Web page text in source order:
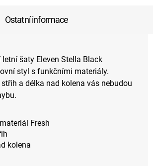
Ostatní informace
letní šaty Eleven Stella Black
styl s funkčními materiály.
a délka nad kolena vás nebudou
Fresh
kolena